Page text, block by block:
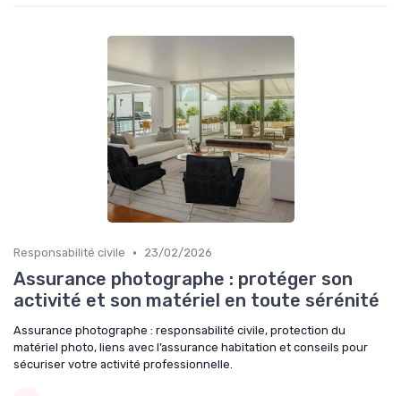
Responsabilité civile • 23/02/2026
Assurance photographe : protéger son
activité et son matériel en toute sérénité
Assurance photographe : responsabilité civile, protection du
matériel photo, liens avec l’assurance habitation et conseils pour
sécuriser votre activité professionnelle.